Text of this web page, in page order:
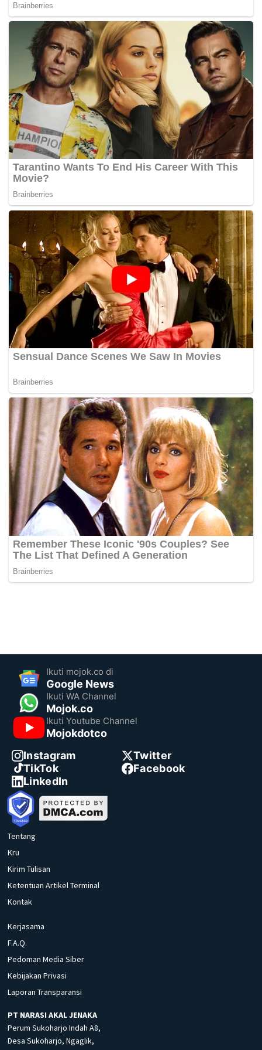
Ikuti mojok.co di
Google News
Ikuti WA Channel
Mojok.co
Ikuti Youtube Channel
Mojokdotco
Instagram
Twitter
TikTok
Facebook
LinkedIn
Tentang
Kru
Kirim Tulisan
Ketentuan Artikel Terminal
Kontak
Kerjasama
F.A.Q.
Pedoman Media Siber
Kebijakan Privasi
Laporan Transparansi
PT NARASI AKAL JENAKA
Perum Sukoharjo Indah A8,
Desa Sukoharjo, Ngaglik,